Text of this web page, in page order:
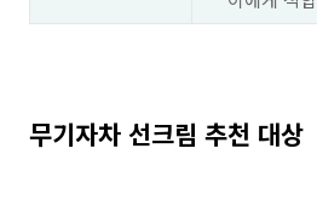
무기자차 선크림 추천 대상